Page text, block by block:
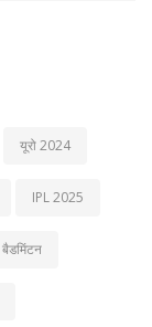
यूरो 2024
IPL 2025
बैडमिंटन